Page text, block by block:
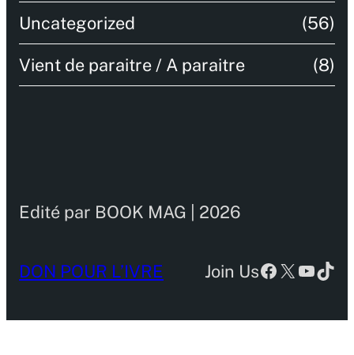
Uncategorized (56)
Vient de paraitre / A paraitre (8)
Edité par BOOK MAG | 2026
DON POUR L’IVRE Join UsFacebook
X